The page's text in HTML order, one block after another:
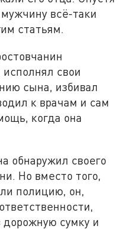
всё-таки
статьям.
свои
сына, избивал
к врачам и сам
когда она
обнаружил своего
Но вместо того,
полицию, он,
сумку и